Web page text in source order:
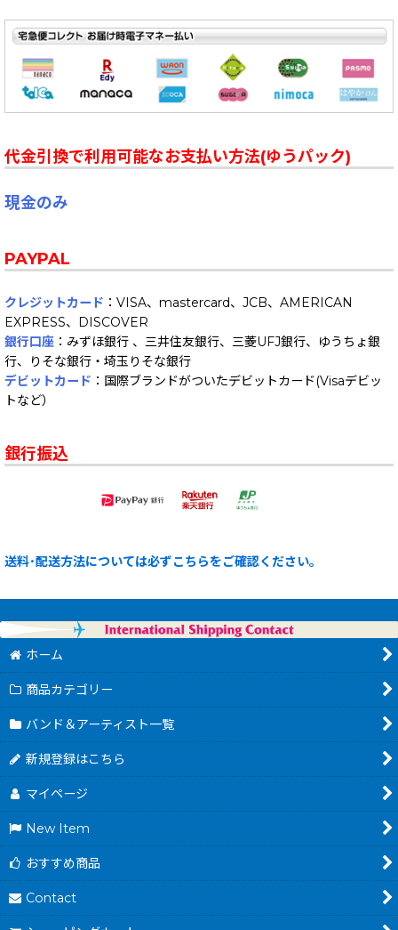
代金引換で利用可能なお支払い方法(ゆうパック)
現金のみ
PAYPAL
クレジットカード ：VISA、mastercard、JCB、AMERICAN
EXPRESS、DISCOVER
銀行口座 ：みずほ銀行 、三井住友銀行、三菱UFJ銀行、ゆうちょ銀
行、りそな銀行・埼玉りそな銀行
デビットカード ：国際ブランドがついたデビットカード(Visaデビッ
トなど）
銀行振込
送料･配送方法については必ずこちらをご確認ください。
ホーム
商品カテゴリー
バンド＆アーティスト一覧
新規登録はこちら
マイページ
New Item
おすすめ商品
Contact